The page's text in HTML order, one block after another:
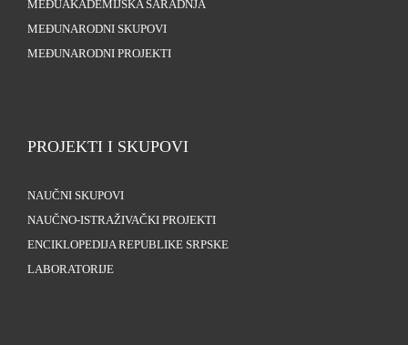
MEĐUAKADEMIJSKA SARADNJA
MEĐUNARODNI SKUPOVI
MEĐUNARODNI PROJEKTI
PROJEKTI I SKUPOVI
NAUČNI SKUPOVI
NAUČNO-ISTRAŽIVAČKI PROJEKTI
ENCIKLOPEDIJA REPUBLIKE SRPSKE
LABORATORIJE